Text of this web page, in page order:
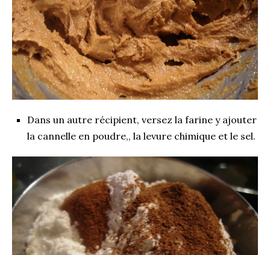
Dans un autre récipient, versez la farine y ajouter
la cannelle en poudre,, la levure chimique et le sel.